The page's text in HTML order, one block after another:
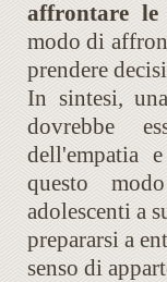
affrontare
modo di
prendere
In sintesi,
dovrebbe
dell'empatia
questo
adolescenti a
prepararsi a
senso di